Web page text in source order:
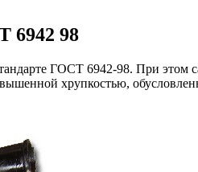
6942 98
ГОСТ 6942-98. При этом
хрупкостью,